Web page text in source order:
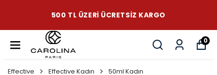
500 TL ÜZERI ÜCRETSIZ KARGO
0
Effective Effective Kadın
50ml Kadın